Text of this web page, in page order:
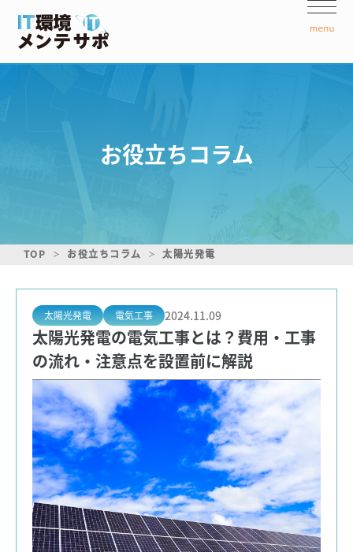
お役立ちコラム
TOP お役立ちコラム 太陽光発電
太陽光発電 電気工事 2024.11.09
太陽光発電の電気工事とは？費用・工事
の流れ・注意点を設置前に解説